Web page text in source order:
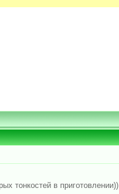
тонкостей в приготовлении))